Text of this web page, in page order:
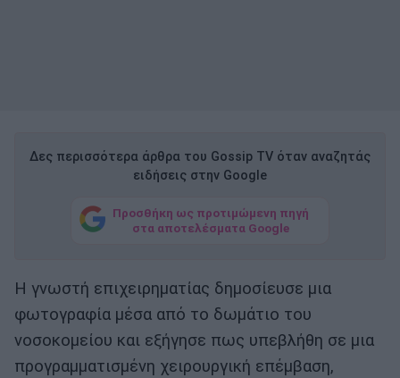
Δες περισσότερα άρθρα του Gossip TV όταν αναζητάς
ειδήσεις στην Google
Προσθήκη ως προτιμώμενη πηγή
στα αποτελέσματα Google
Η γνωστή επιχειρηματίας δημοσίευσε μια
φωτογραφία μέσα από το δωμάτιο του
νοσοκομείου και εξήγησε πως υπεβλήθη σε μια
προγραμματισμένη χειρουργική επέμβαση,